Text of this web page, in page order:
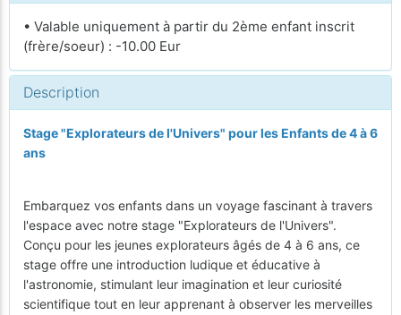
• Valable uniquement à partir du 2ème enfant inscrit
(frère/soeur) : -10.00 Eur
Description
Stage "Explorateurs de l'Univers" pour les Enfants de 4 à 6
ans
Embarquez vos enfants dans un voyage fascinant à travers
l'espace avec notre stage "Explorateurs de l'Univers".
Conçu pour les jeunes explorateurs âgés de 4 à 6 ans, ce
stage offre une introduction ludique et éducative à
l'astronomie, stimulant leur imagination et leur curiosité
scientifique tout en leur apprenant à observer les merveilles